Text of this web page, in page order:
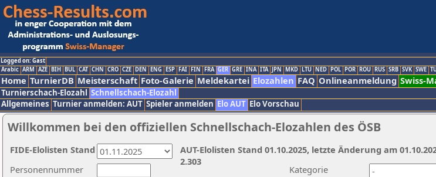
Logged on: Gast
Arabic ARM AZE BIH BUL CAT CHN CRO CZE DEN ENG ESP FAI FIN FRA GER GRE INA ITA JPN MKD LTU NED POL POR ROU RUS SRB SVK SWE
Home TurnierDB Meisterschaft Foto-Galerie Meldekartei Elozahlen FAQ Onlineanmeldung Swiss-
Turnierschach-Elozahl Schnellschach-Elozahl
Allgemeines Turnier anmelden: AUT Spieler anmelden Elo AUT Elo Vorschau
Willkommen bei den offiziellen Schnellschach-Elozahlen des ÖSB
Kategorie
Personennummer
AUT-Elolisten Stand 01.10.2025, letzte Änderung am
2.303
FIDE-Elolisten Stand